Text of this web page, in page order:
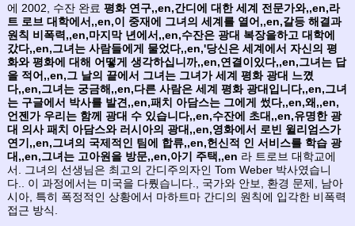
에 2002, 수잔 완료평화 연구,,en,간디에 대한 세계 전문가와,,en,라
트 로브 대학에서,,en,이 중재에 그녀의 세계를 열어,,en,갈등 해결과
원칙 비폭력,,en,마지막 년에서,,en,수잔은 광대 복장을하고 대학에
갔다,,en,그녀는 사람들에게 물었다,,en,'당신은 세계에서 자신의 평
화와 평화에 대해 어떻게 생각하십니까,,en,연결이있다,,en,그녀는 답
을 적어,,en,그 날의 끝에서 그녀는 그녀가 세계 평화 광대 느꼈
다,,en,그녀는 궁금해,,en,다른 사람은 세계 평화 광대입니다,,en,그녀
는 구글에서 박사를 발견,,en,패치 아담스는 그에게 썼다,,en,왜,,en,
언젠가 우리는 함께 광대 수 있습니다,,en,수잔에 초대,,en,유명한 광
대 의사 패치 아담스와 러시아의 광대,,en,영화에서 로빈 윌리엄스가
연기,,en,그녀의 국제적인 팀에 합류,,en,헌신적 인 서비스를 학습 광
대,,en,그녀는 고아원을 방문,,en,아기 주택,,en 라 트로브 대학교에
서. 그녀의 선생님은 최고의 간디주의자인 Tom Weber 박사였습니
다.. 이 과정에서는 미국을 다뤘습니다., 국가와 안보, 환경 문제, 남아
시아, 특히 폭정적인 상황에서 마하트마 간디의 원칙에 입각한 비폭력
접근 방식.